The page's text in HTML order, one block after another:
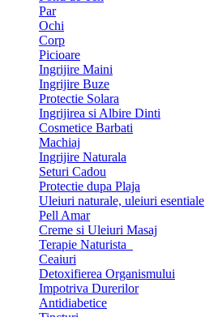
Par
Ochi
Corp
Picioare
Ingrijire Maini
Ingrijire Buze
Protectie Solara
Ingrijirea si Albire Dinti
Cosmetice Barbati
Machiaj
Ingrijire Naturala
Seturi Cadou
Protectie dupa Plaja
Uleiuri naturale, uleiuri esentiale
Pell Amar
Creme si Uleiuri Masaj
Terapie Naturista
Ceaiuri
Detoxifierea Organismului
Impotriva Durerilor
Antidiabetice